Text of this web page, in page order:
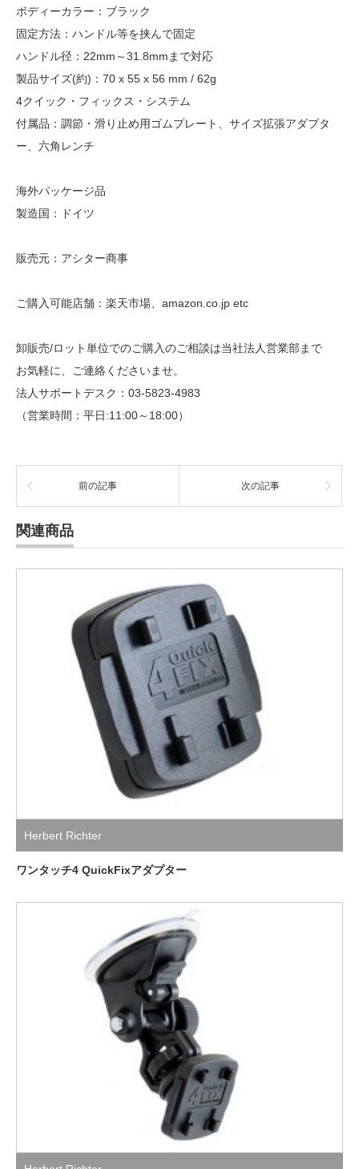
ボディーカラー：ブラック
固定方法：ハンドル等を挟んで固定
ハンドル径：22mm～31.8mmまで対応
製品サイズ(約)：70 x 55 x 56 mm / 62g
4クイック・フィックス・システム
付属品：調節・滑り止め用ゴムプレート、サイズ拡張アダプタ
ー、六角レンチ
海外パッケージ品
製造国：ドイツ
販売元：アシター商事
ご購入可能店舗：楽天市場、amazon.co.jp etc
卸販売/ロット単位でのご購入のご相談は当社法人営業部まで
お気軽に、ご連絡くださいませ。
法人サポートデスク：03-5823-4983
（営業時間：平日:11:00～18:00）
前の記事 次の記事
関連商品
Herbert Richter
ワンタッチ4 QuickFixアダプター